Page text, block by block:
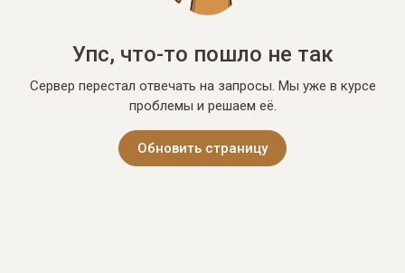
Упс, что-то пошло не так
Сервер перестал отвечать на запросы. Мы уже в курсе
проблемы и решаем её.
Обновить страницу